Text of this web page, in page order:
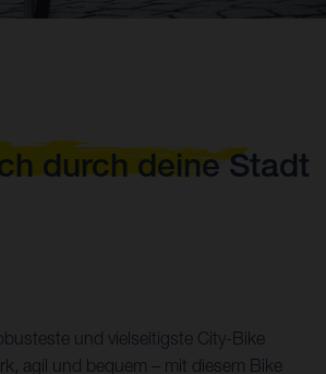
durch deine Stadt
und vielseitigste City-Bike
agil und bequem – mit diesem Bike